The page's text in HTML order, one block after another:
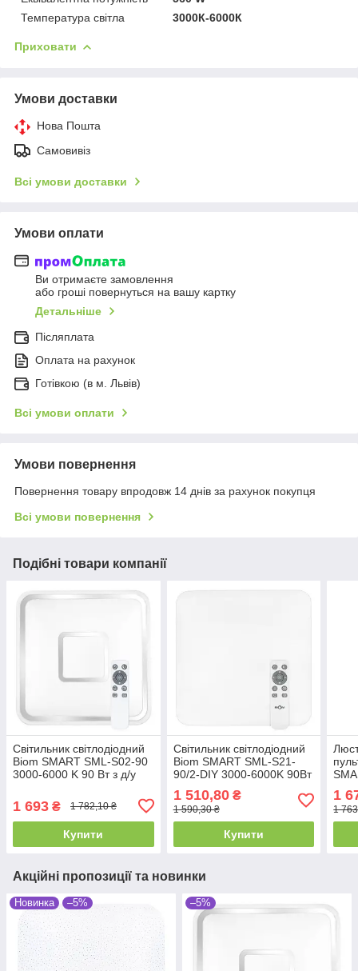
Температура світла
3000К-6000К
Приховати
Умови доставки
Нова Пошта
Самовивіз
Всі умови доставки
Умови оплати
Ви отримаєте замовлення
або гроші повернуться на вашу картку
Детальніше
Післяплата
Оплата на рахунок
Готівкою (в м. Львів)
Всі умови оплати
Умови повернення
Повернення товару впродовж 14 днів за рахунок покупця
Всі умови повернення
Подібні товари компанії
Світильник світлодіодний
Biom SMART SML-S02-90
3000-6000 K 90 Вт з д/у
1 693 ₴ 1 782,10 ₴
Купити
Світильник світлодіодний
Biom SMART SML-S21-
90/2-DIY 3000-6000K 90Вт
1 510,80₴
1 590,30 ₴
Купити
1
1
Акційні пропозиції та новинки
Новинка –5% –5%